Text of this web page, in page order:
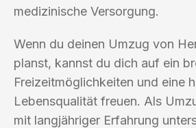
medizinische Versorgung.
Wenn du deinen Umzug von
planst, kannst du dich auf ein
Freizeitmöglichkeiten und eine
Lebensqualität freuen. Als
mit langjähriger Erfahrung